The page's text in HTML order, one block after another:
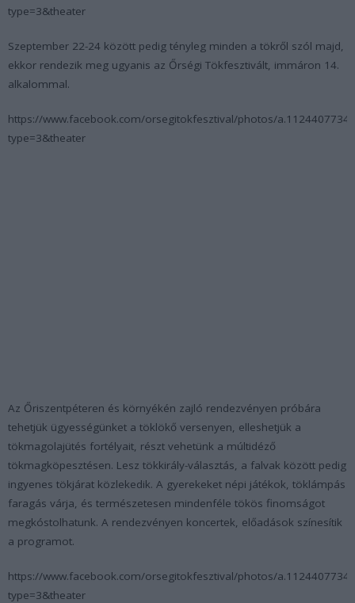
type=3&theater
Szeptember 22-24 között pedig tényleg minden a tökről szól majd,
ekkor rendezik meg ugyanis az Őrségi Tökfesztivált, immáron 14.
alkalommal.
https://www.facebook.com/orsegitokfesztival/photos/
type=3&theater
Az Őriszentpéteren és környékén zajló rendezvényen próbára
tehetjük ügyességünket a töklökő versenyen, elleshetjük a
tökmagolajütés fortélyait, részt vehetünk a múltidéző
tökmagköpesztésen. Lesz tökkirály-választás, a falvak között pedig
ingyenes tökjárat közlekedik. A gyerekeket népi játékok, töklámpás
faragás várja, és természetesen mindenféle tökös finomságot
megkóstolhatunk. A rendezvényen koncertek, előadások színesítik
a programot.
https://www.facebook.com/orsegitokfesztival/photos/
type=3&theater